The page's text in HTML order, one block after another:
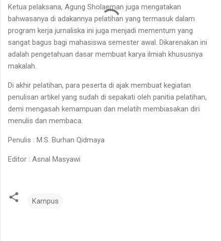
Ketua pelaksana, Agung Sholaeman juga mengatakan
bahwasanya di adakannya pelatihan yang termasuk dalam
program kerja jurnaliska ini juga menjadi mementum yang
sangat bagus bagi mahasiswa semester awal. Dikarenakan ini
adalah pengetahuan dasar membuat karya ilmiah khususnya
makalah.
Di akhir pelatihan, para peserta di ajak membuat kegiatan
penulisan artikel yang sudah di sepakati oleh panitia pelatihan,
demi mengasah kemampuan dan melatih membiasakan diri
menulis dan membaca.
Penulis : M.S. Burhan Qidmaya
Editor : Asnal Masyawi
Kampus